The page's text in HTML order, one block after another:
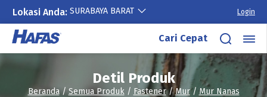
Lokasi Anda: SURABAYA BARAT Login
Lewati
konten
Cari Cepat
Detil Produk
Beranda/Semua Produk/ Fastener/Mur/ Mur Nanas